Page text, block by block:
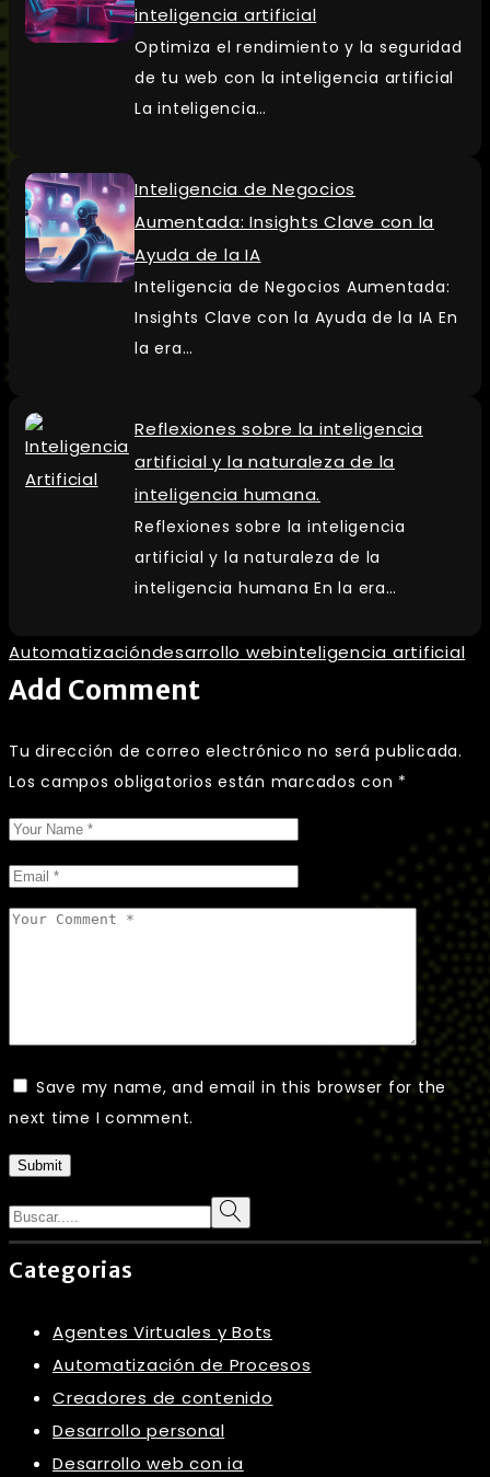
inteligencia artificial
Optimiza el rendimiento y la seguridad
de tu web con la inteligencia artificial
La inteligencia…
Inteligencia de Negocios
Aumentada: Insights Clave con la
Ayuda de la IA
Inteligencia de Negocios Aumentada:
Insights Clave con la Ayuda de la IA En
la era…
Reflexiones sobre la inteligencia
artificial y la naturaleza de la
inteligencia humana.
Reflexiones sobre la inteligencia
artificial y la naturaleza de la
inteligencia humana En la era…
Automatizacióndesarrollo webinteligencia artificial
Add Comment
Tu dirección de correo electrónico no será publicada.
Los campos obligatorios están marcados con *
Save my name, and email in this browser for the
next time I comment.
Submit
Search
Categorias
Agentes Virtuales y Bots
Automatización de Procesos
Creadores de contenido
Desarrollo personal
Desarrollo web con ia